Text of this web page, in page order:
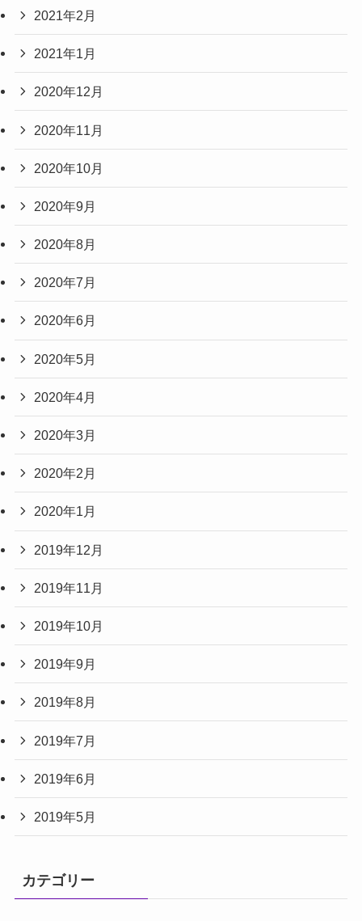
2021年2月
2021年1月
2020年12月
2020年11月
2020年10月
2020年9月
2020年8月
2020年7月
2020年6月
2020年5月
2020年4月
2020年3月
2020年2月
2020年1月
2019年12月
2019年11月
2019年10月
2019年9月
2019年8月
2019年7月
2019年6月
2019年5月
カテゴリー